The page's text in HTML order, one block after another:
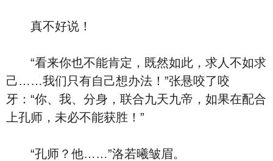
真不好说！
“看来你也不能肯定，既然如此，求人不如求
己……我们只有自己想办法！”张悬咬了咬
牙：“你、我、分身，联合九天九帝，如果在配合
上孔师，未必不能获胜！”
“孔师？他……”洛若曦皱眉。